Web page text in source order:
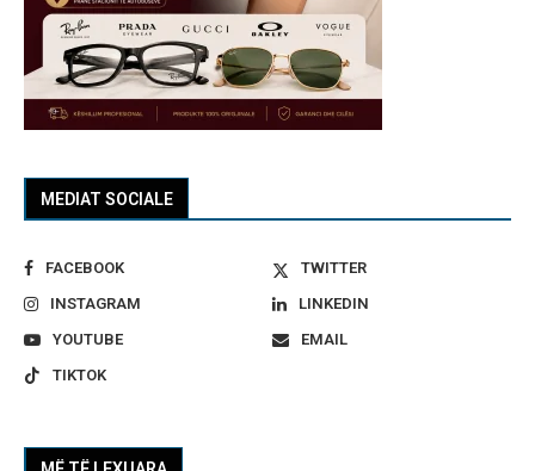
MEDIAT SOCIALE
FACEBOOK
TWITTER
INSTAGRAM
LINKEDIN
YOUTUBE
EMAIL
TIKTOK